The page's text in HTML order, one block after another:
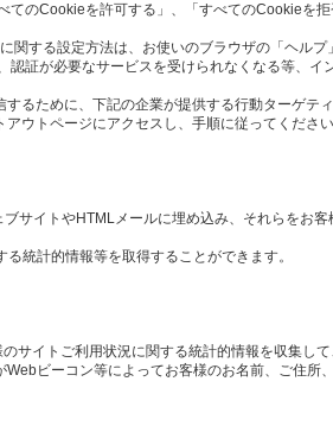
てのCookieを許可する」、「すべてのCookieを
する設定方法は、お使いのブラウザの「ヘルプ
証が必要なサービスを受けられなくなる等、
るために、下記の企業が提供する行動ターゲテ
ウトページにアクセスし、手順に従ってください
サイトやHTMLメールに埋め込み、それらをお
統計的情報等を取得することができます。
サイトご利用状況に関する統計的情報を収集し
ビーコン等によってお客様のお名前、ご住所